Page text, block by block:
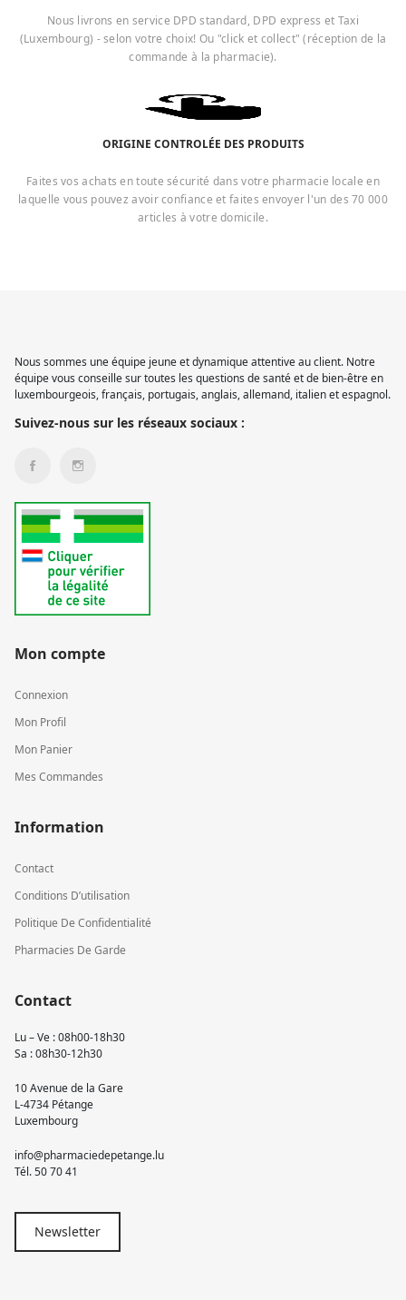
Nous livrons en service DPD standard, DPD express et Taxi
(Luxembourg) - selon votre choix! Ou "click et collect" (réception de la
commande à la pharmacie).
ORIGINE CONTROLÉE DES PRODUITS
Faites vos achats en toute sécurité dans votre pharmacie locale en
laquelle vous pouvez avoir confiance et faites envoyer l'un des 70 000
articles à votre domicile.
Nous sommes une équipe jeune et dynamique attentive au client. Notre
équipe vous conseille sur toutes les questions de santé et de bien-être en
luxembourgeois, français, portugais, anglais, allemand, italien et espagnol.
Suivez-nous sur les réseaux sociaux :
Mon compte
Connexion
Mon Profil
Mon Panier
Mes Commandes
Information
Contact
Conditions D’utilisation
Politique De Confidentialité
Pharmacies De Garde
Contact
Lu – Ve : 08h00-18h30
Sa : 08h30-12h30
10 Avenue de la Gare
L-4734 Pétange
Luxembourg
info@pharmaciedepetange.lu
Tél.50 70 41
Newsletter